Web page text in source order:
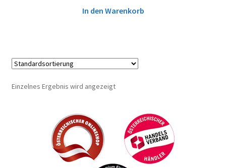
In den Warenkorb
Einzelnes Ergebnis wird angezeigt